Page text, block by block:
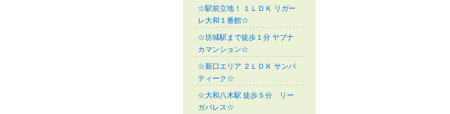
☆駅前立地！ １ＬＤＫ リガー
レ大和１番館☆
☆坊城駅まで徒歩１分 ヤブナ
カマンション☆
☆新口エリア ２ＬＤＫ サンパ
ティーク☆
☆大和八木駅 徒歩５分 リー
ガパレス☆